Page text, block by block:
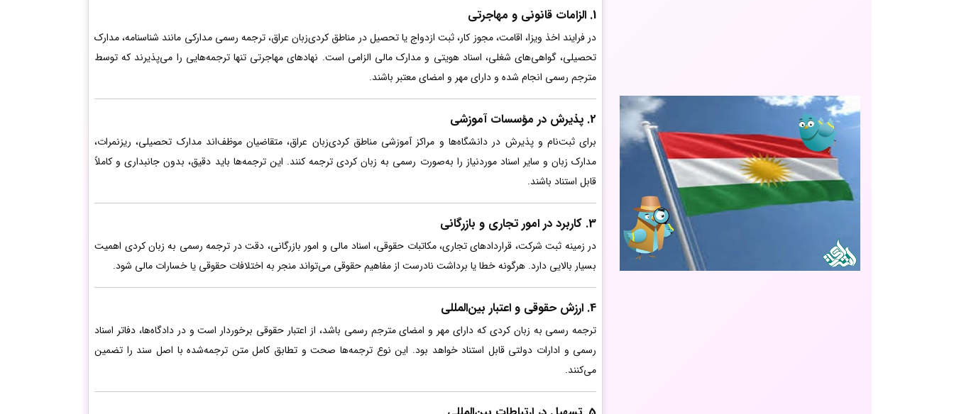
1. الزامات قانونی و مهاجرتی
در فرایند اخذ ویزا، اقامت، مجوز کار، ثبت ازدواج یا تحصیل در مناطق کردی‌زبان عراق، ترجمه رسمی مدارکی مانند شناسنامه، مدارک
تحصیلی، گواهی‌های شغلی، اسناد هویتی و مدارک مالی الزامی است. نهادهای مهاجرتی تنها ترجمه‌هایی را می‌پذیرند که توسط
مترجم رسمی انجام شده و دارای مهر و امضای معتبر باشند.
2. پذیرش در مؤسسات آموزشی
برای ثبت‌نام و پذیرش در دانشگاه‌ها و مراکز آموزشی مناطق کردی‌زبان عراق، متقاضیان موظف‌اند مدارک تحصیلی، ریزنمرات،
مدارک زبان و سایر اسناد موردنیاز را به‌صورت رسمی به زبان کردی ترجمه کنند. این ترجمه‌ها باید دقیق، بدون جانبداری و کاملاً
قابل استناد باشند.
3. کاربرد در امور تجاری و بازرگانی
در زمینه ثبت شرکت، قراردادهای تجاری، مکاتبات حقوقی، اسناد مالی و امور بازرگانی، دقت در ترجمه رسمی به زبان کردی اهمیت
بسیار بالایی دارد. هرگونه خطا یا برداشت نادرست از مفاهیم حقوقی می‌تواند منجر به اختلافات حقوقی یا خسارات مالی شود.
4. ارزش حقوقی و اعتبار بین‌المللی
ترجمه رسمی به زبان کردی که دارای مهر و امضای مترجم رسمی باشد، از اعتبار حقوقی برخوردار است و در دادگاه‌ها، دفاتر اسناد
رسمی و ادارات دولتی قابل استناد خواهد بود. این نوع ترجمه‌ها صحت و تطابق کامل متن ترجمه‌شده با اصل سند را تضمین
می‌کنند.